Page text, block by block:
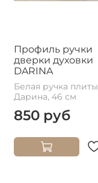
Профиль ручки
дверки духовки
DARINA
Белая ручка плиты
Дарина, 46 см
850 руб